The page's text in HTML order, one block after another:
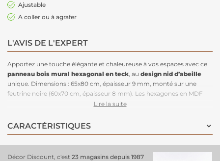
Ajustable
A coller ou à agrafer
L'AVIS DE L'EXPERT
Apportez une touche élégante et chaleureuse à vos espaces avec ce
panneau bois mural hexagonal en teck , au design nid d’abeille
unique. Dimensions : 65x80 cm, épaisseur 9 mm, monté sur une
feutrine noire (60x70 cm, épaisseur 8 mm). Les hexagones en MDF
dépassent légèrement de la feutrine, créant un effet 3D moderne et
créer des décors originaux ou personnaliser vos pièces. Pose facile et
rapide : ajustable, il peut être collé ou agrafé selon vos préférences
Lire la suite
CARACTÉRISTIQUES
Décor Discount, c'est 23 magasins depuis 1987